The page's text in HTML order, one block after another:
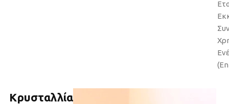
Κρυσταλλία